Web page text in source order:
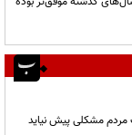
مردم مشکلی پیش نیاید